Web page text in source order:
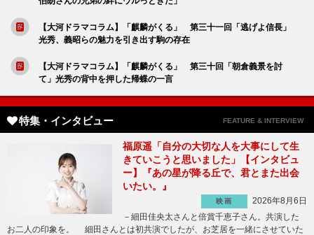
【大河ドラマコラム】「麒麟がくる」 第三十一回「逃げよ信長」
光秀、義昭らの魅力を引き出す駒の存在
【大河ドラマコラム】「麒麟がくる」 第三十回「朝倉義景を討
て」光秀の背中を押した帰蝶の一言
特集・インタビュー FEATURE & INTERVIEW
福原遥「自分の大切な人を大事にして生
きていこうと思いました」【インタビュ
ー】『あの星が降る丘で、君とまた出会
いたい。』
映画
2026年8月6日
－細田佳央太さんと倍賞千恵子さん。共演した
お二人の印象を。 細田さんとは初共演でしたが、お芝居を一緒にさせていた